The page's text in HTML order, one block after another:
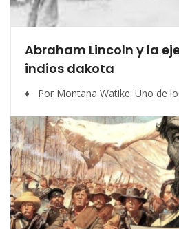
Abraham Lincoln y la
indios dakota
♦ Por Montana Watike. Uno de